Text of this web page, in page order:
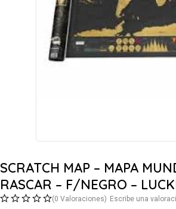
SCRATCH MAP – MAPA
RASCAR – F/NEGRO –
(0 Valoraciones) Escribe una